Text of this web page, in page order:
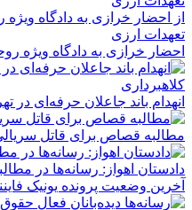
تعهدات ارزی
احضار خرازی به دادگاه ویژه
انهدام باند جاعلان حرفه‌ای در تهران؛جعل ۴ هزار
مطالبه قصاص برای قاتل
دادستان اهواز: رسانه‌ها در
آخرین وضعیت پرونده یونیک